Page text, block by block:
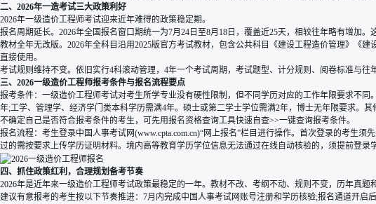
二、2026年一造考试三大政策利好
2026年一级造价工程师考试迎来近年难得的政策稳定期。
报名周期延长。2026年全国报名窗口期统一为7月24日至8月18日，覆盖近25天，相较往年略有增加
教材全年无改版。2026年全科目沿用2025版官方考试教材，包含公共科目《建设工程造价管理》《
直接使用。
考试规则维持不变。依旧实行4科滚动管理，4年一个考试周期，考试题型、计分规则、阅卷标准与往
三、2026一级造价工程师报考条件与报名流程要点
报考条件：一级造价工程师考试对考生所学专业没有硬性限制，但不同学历对应的工作年限要求不
年;工学、管理学、经济学门类本科学历需满4年。硕士或第二学士学位需满2年，博士无年限要求。
不确定自己是否符合报考条件的考生，可先用报名资格查询工具快速自查>>一键查询报考条件。
报名流程：考生登录中国人事考试网(www.cpta.com.cn)“网上报名”栏目进行操作。首次登录的考生
过的需按要求上传学历证明材料。境内高等教育学历学位信息无法通过在线自动核验的，须提前登录
四、抓住政策红利，合理规划备考节奏
2026年是近年来一级造价工程师考试政策最稳定的一年。教材不改、考纲不动、规则不变，历年真
建议有意报考的考生按以下节奏推进：7月内完成中国人事考试网账号注册和学历核验;报名通道开